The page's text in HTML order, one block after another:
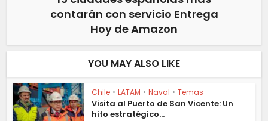
contarán con servicio Entrega
Hoy de Amazon
YOU MAY ALSO LIKE
Chile • LATAM • Naval • Temas
Visita al Puerto de San Vicente: Un
hito estratégico...